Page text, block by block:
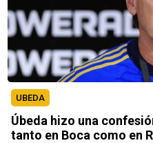
UBEDA
Úbeda hizo una
tanto en Boca como en